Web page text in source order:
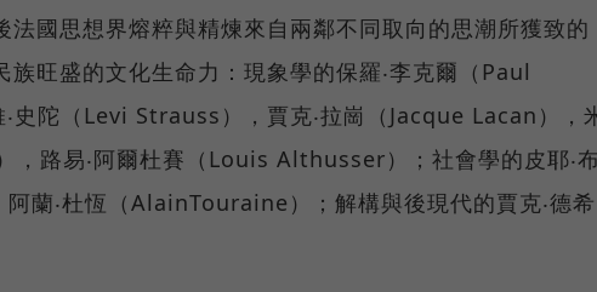
法國思想界熔粹與精煉來自兩鄰不同取向的思潮所獲致的
族旺盛的文化生命力：現象學的保羅‧李克爾（Paul
史陀（Levi Strauss），賈克‧拉崗（Jacque Lacan），
路易‧阿爾杜賽（Louis Althusser）；社會學的皮耶‧
蘭‧杜恆（AlainTouraine）；解構與後現代的賈克‧德希